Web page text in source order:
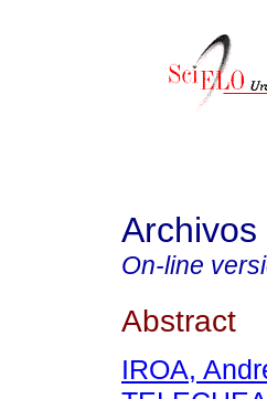
On-line
Abstract
IROA,